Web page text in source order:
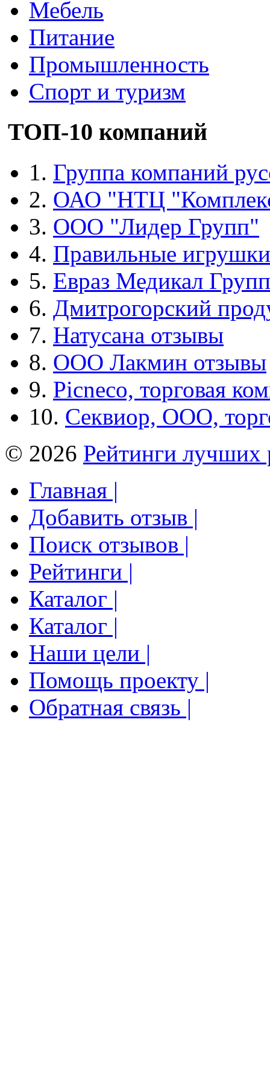
Мебель
Питание
Промышленность
Спорт и туризм
ТОП-10 компаний
1. Группа компаний
2. ОАО "НТЦ
3. ООО "Лидер Групп"
4. Правильные игрушки
5. Евраз Медикал Групп
6. Дмитрогорский
7. Натусана отзывы
8. ООО Лакмин отзывы
9. Picneco, торговая
10. Секвиор, ООО,
© 2026 Рейтинги лучших
Главная |
Добавить отзыв |
Поиск отзывов |
Рейтинги |
Каталог |
Каталог |
Наши цели |
Помощь проекту |
Обратная связь |